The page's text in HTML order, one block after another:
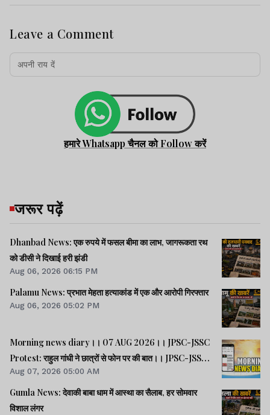
Leave a Comment
हमारे Whatsapp चैनल को Follow करें
जरूर पढ़ें
Dhanbad News: एक रुपये में फसल बीमा का लाभ, जागरूकता रथ
को डीसी ने दिखाई हरी झंडी
Aug 06, 2026 06:15 PM
Palamu News: प्रभात मेहता हत्याकांड में एक और आरोपी गिरफ्तार
Aug 06, 2026 05:02 PM
Morning news diary।। 07 AUG 2026।। JPSC-JSSC
Protest: राहुल गांधी ने छात्रों से फोन पर की बात।। JPSC-JSSC
आंदोलन: छात्र प्रतिनिधि अपनी मांगों पर अड़े।। ACB ने नेक्सजेन के
CEO से पूछा- विनय चौबे को कितने पैसे दिए।। समेत कई खबरें व
वीडियो.
Aug 07, 2026 05:00 AM
Gumla News: देवाकी बाबा धाम में आस्था का सैलाब, हर सोमवार
विशाल लंगर